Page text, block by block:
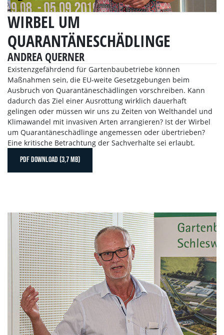
WIRBEL UM
QUARANTÄNESCHÄDLINGE
ANDREA QUERNER
Existenzgefährdend für Gartenbaubetriebe können
Maßnahmen sein, die EU-weite Gesetzgebungen beim
Ausbruch von Quarantäneschädlingen vorschreiben. Kann
dadurch das Ziel einer Ausrottung wirklich dauerhaft
gelingen oder müssen wir uns zu Zeiten von Welthandel und
Klimawandel mit invasiven Arten arrangieren? Ist der Wirbel
um Quarantäneschädlinge angemessen oder übertrieben?
Eine kritische Betrachtung der Sachverhalte sei erlaubt.
PDF DOWNLOAD (3,7 MB)